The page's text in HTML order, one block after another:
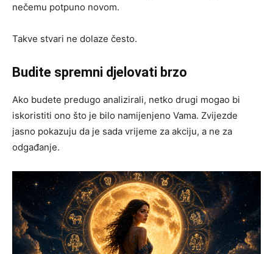
nečemu potpuno novom.
Takve stvari ne dolaze često.
Budite spremni djelovati brzo
Ako budete predugo analizirali, netko drugi mogao bi
iskoristiti ono što je bilo namijenjeno Vama. Zvijezde
jasno pokazuju da je sada vrijeme za akciju, a ne za
odgađanje.